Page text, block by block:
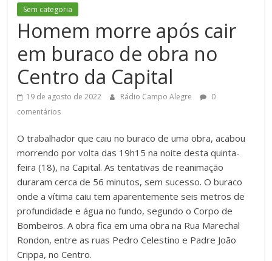
Sem categoria
Homem morre após cair
em buraco de obra no
Centro da Capital
19 de agosto de 2022 Rádio Campo Alegre
0
comentários
O trabalhador que caiu no buraco de uma obra, acabou
morrendo por volta das 19h15 na noite desta quinta-
feira (18), na Capital. As tentativas de reanimação
duraram cerca de 56 minutos, sem sucesso. O buraco
onde a vítima caiu tem aparentemente seis metros de
profundidade e água no fundo, segundo o Corpo de
Bombeiros. A obra fica em uma obra na Rua Marechal
Rondon, entre as ruas Pedro Celestino e Padre João
Crippa, no Centro.